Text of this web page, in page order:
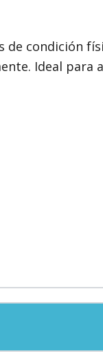
de condición
Ideal para